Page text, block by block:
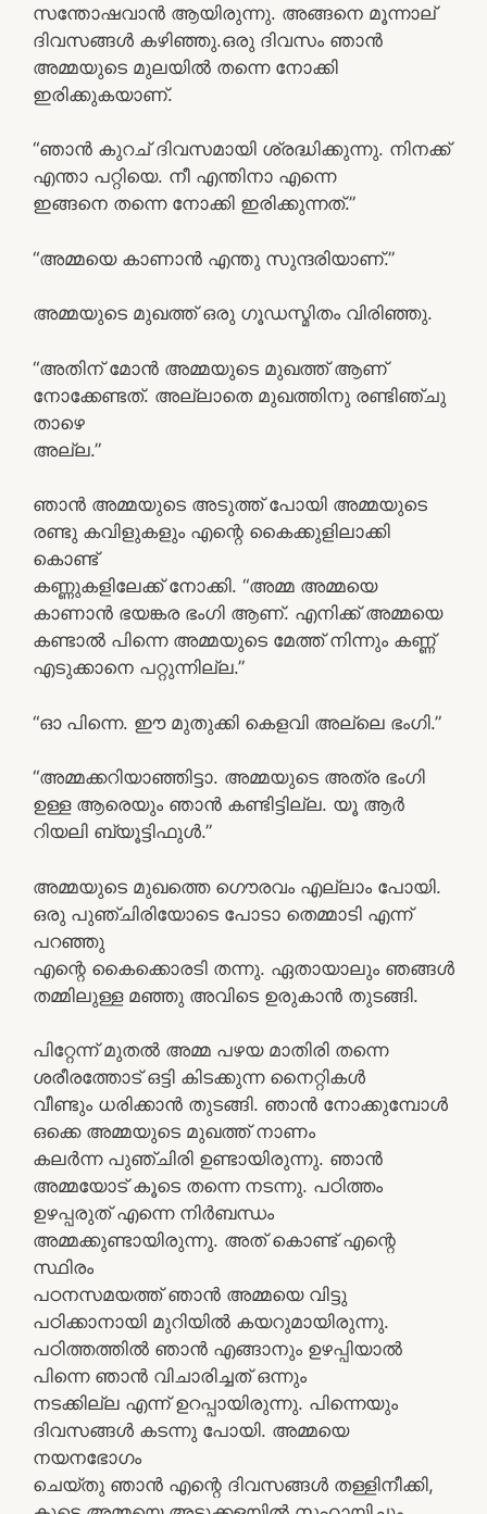
സന്തോഷവാന്‍ ആയിരുന്നു. അങ്ങനെ മൂന്നാല്
ദിവസങ്ങള്‍ കഴിഞ്ഞു.ഒരു ദിവസം ഞാന്‍
അമ്മയുടെ മുലയില്‍ തന്നെ നോക്കി
ഇരിക്കുകയാണ്.
“ഞാന്‍ കുറച് ദിവസമായി ശ്രദ്ധിക്കുന്നു. നിനക്ക്
എന്താ പറ്റിയെ. നീ എന്തിനാ എന്നെ
ഇങ്ങനെ തന്നെ നോക്കി ഇരിക്കുന്നത്.”
“അമ്മയെ കാണാന്‍ എന്തു സുന്ദരിയാണ്‌.”
അമ്മയുടെ മുഖത്ത് ഒരു ഗൂഡസ്മിതം വിരിഞ്ഞു.
“അതിന് മോന്‍ അമ്മയുടെ മുഖത്ത് ആണ്
നോക്കേണ്ടത്. അല്ലാതെ മുഖത്തിനു രണ്ടിഞ്ചു
താഴെ
അല്ല.”
ഞാന്‍ അമ്മയുടെ അടുത്ത് പോയി അമ്മയുടെ
രണ്ടു കവിളുകളും എന്റെ കൈക്കുളിലാക്കി
കൊണ്ട്
കണ്ണുകളിലേക്ക് നോക്കി. “അമ്മ അമ്മയെ
കാണാന്‍ ഭയങ്കര ഭംഗി ആണ്. എനിക്ക് അമ്മയെ
കണ്ടാല്‍ പിന്നെ അമ്മയുടെ മേത്ത് നിന്നും കണ്ണ്‍
എടുക്കാനെ പറ്റുന്നില്ല.”
“ഓ പിന്നെ. ഈ മുതുക്കി കെളവി അല്ലെ ഭംഗി.”
“അമ്മക്കറിയാഞ്ഞിട്ടാ. അമ്മയുടെ അത്ര ഭംഗി
ഉള്ള ആരെയും ഞാന്‍ കണ്ടിട്ടില്ല. യൂ ആര്‍
റിയലി ബ്യൂട്ടിഫുള്‍.”
അമ്മയുടെ മുഖത്തെ ഗൌരവം എല്ലാം പോയി.
ഒരു പുഞ്ചിരിയോടെ പോടാ തെമ്മാടി എന്ന്
പറഞ്ഞു
എന്റെ കൈക്കൊരടി തന്നു. ഏതായാലും ഞങ്ങള്‍
തമ്മിലുള്ള മഞ്ഞു അവിടെ ഉരുകാന്‍ തുടങ്ങി.
പിറ്റേന്ന് മുതല്‍ അമ്മ പഴയ മാതിരി തന്നെ
ശരീരത്തോട് ഒട്ടി കിടക്കുന്ന നൈറ്റികള്‍
വീണ്ടും ധരിക്കാന്‍ തുടങ്ങി. ഞാന്‍ നോക്കുമ്പോള്‍
ഒക്കെ അമ്മയുടെ മുഖത്ത് നാണം
കലര്‍ന്ന പുഞ്ചിരി ഉണ്ടായിരുന്നു. ഞാന്‍
അമ്മയോട് കൂടെ തന്നെ നടന്നു. പഠിത്തം
ഉഴപ്പരുത്‌ എന്നെ നിര്‍ബന്ധം
അമ്മക്കുണ്ടായിരുന്നു. അത് കൊണ്ട് എന്റെ
സ്ഥിരം
പഠനസമയത്ത് ഞാന്‍ അമ്മയെ വിട്ടു
പഠിക്കാനായി മുറിയില്‍ കയറുമായിരുന്നു.
പഠിത്തത്തില്‍ ഞാന്‍ എങ്ങാനും ഉഴപ്പിയാല്‍
പിന്നെ ഞാന്‍ വിചാരിച്ചത് ഒന്നും
നടക്കില്ല എന്ന് ഉറപ്പായിരുന്നു. പിന്നെയും
ദിവസങ്ങള്‍ കടന്നു പോയി. അമ്മയെ
നയനഭോഗം
ചെയ്തു ഞാന്‍ എന്റെ ദിവസങ്ങള്‍ തള്ളിനീക്കി,